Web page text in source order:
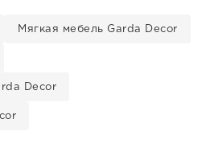
Мягкая мебель Garda Decor
Decor